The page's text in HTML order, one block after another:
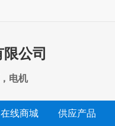
公司
电机
在线商城 供应产品